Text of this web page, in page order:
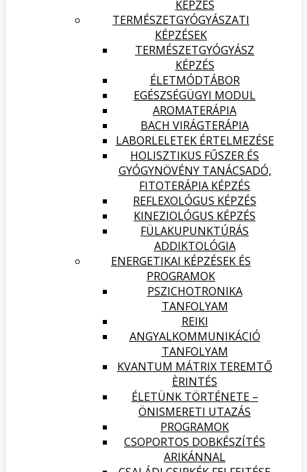
KÉPZÉS
TERMÉSZETGYÓGYÁSZATI
KÉPZÉSEK
TERMÉSZETGYÓGYÁSZ
KÉPZÉS
ÉLETMÓDTÁBOR
EGÉSZSÉGÜGYI MODUL
AROMATERÁPIA
BACH VIRÁGTERÁPIA
LABORLELETEK ÉRTELMEZÉSE
HOLISZTIKUS FŰSZER ÉS
GYÓGYNÖVÉNY TANÁCSADÓ,
FITOTERÁPIA KÉPZÉS
REFLEXOLÓGUS KÉPZÉS
KINEZIOLÓGUS KÉPZÉS
FÜLAKUPUNKTÚRÁS
ADDIKTOLÓGIA
ENERGETIKAI KÉPZÉSEK ÉS
PROGRAMOK
PSZICHOTRONIKA
TANFOLYAM
REIKI
ANGYALKOMMUNIKÁCIÓ
TANFOLYAM
KVANTUM MÁTRIX TEREMTŐ
ÈRINTÉS
ÉLETÜNK TÖRTÉNETE –
ÖNISMERETI UTAZÁS
PROGRAMOK
CSOPORTOS DOBKÉSZÍTÉS
ARIKÁNNAL